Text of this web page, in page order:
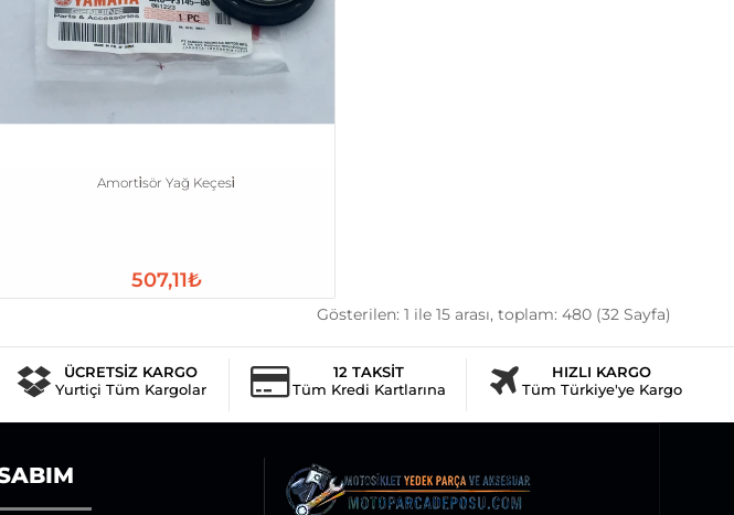
Amorti̇sör Yağ Keçesi̇
507,11₺
Gösterilen: 1 ile 15 arası, toplam: 480 (32 Sayfa)
ÜCRETSİZ KARGO
Yurtiçi Tüm Kargolar
12 TAKSİT
Tüm Kredi Kartlarına
HIZLI KARGO
Tüm Türkiye'ye Kargo